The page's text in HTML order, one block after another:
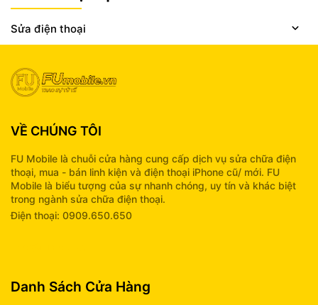
Sửa điện thoại
VỀ CHÚNG TÔI
FU Mobile là chuỗi cửa hàng cung cấp dịch vụ sửa chữa điện
thoại, mua - bán linh kiện và điện thoại iPhone cũ/ mới. FU
Mobile là biểu tượng của sự nhanh chóng, uy tín và khác biệt
trong ngành sửa chữa điện thoại.
Điện thoại: 0909.650.650
Danh Sách Cửa Hàng